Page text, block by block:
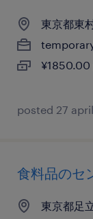
東京都東
posted 27
食料品のセ
東京都足